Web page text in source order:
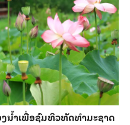
ນ້ຳ​​ເພື່ອ​ຊົມ​ທິວ​ທັດ​ທຳ​ມະ​ຊາດ